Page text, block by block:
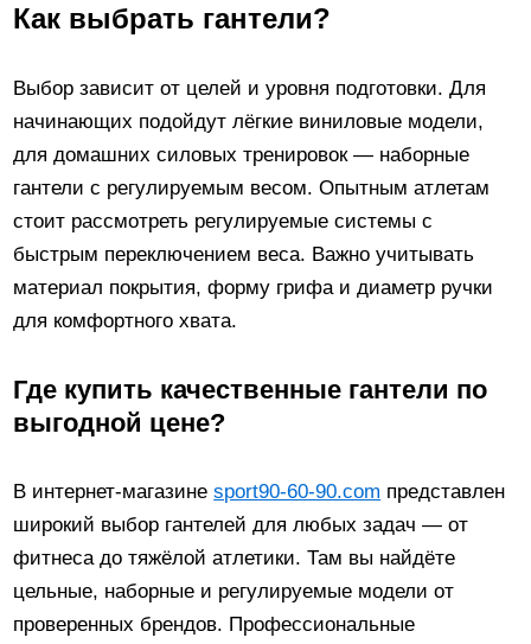
Как выбрать гантели?
Выбор зависит от целей и уровня подготовки. Для
начинающих подойдут лёгкие виниловые модели,
для домашних силовых тренировок — наборные
гантели с регулируемым весом. Опытным атлетам
стоит рассмотреть регулируемые системы с
быстрым переключением веса. Важно учитывать
материал покрытия, форму грифа и диаметр ручки
для комфортного хвата.
Где купить качественные гантели по
выгодной цене?
В интернет-магазинеsport90-60-90.com представлен
широкий выбор гантелей для любых задач — от
фитнеса до тяжёлой атлетики. Там вы найдёте
цельные, наборные и регулируемые модели от
проверенных брендов. Профессиональные